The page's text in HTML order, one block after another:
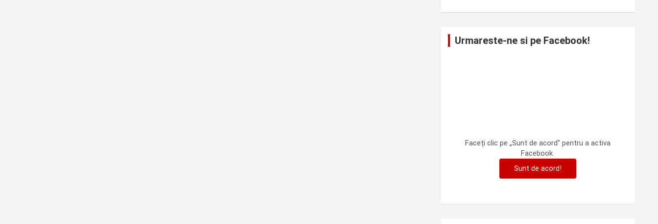
Urmareste-ne si pe Facebook!
Faceți clic pe „Sunt de acord” pentru a activa
Facebook
Sunt de acord!